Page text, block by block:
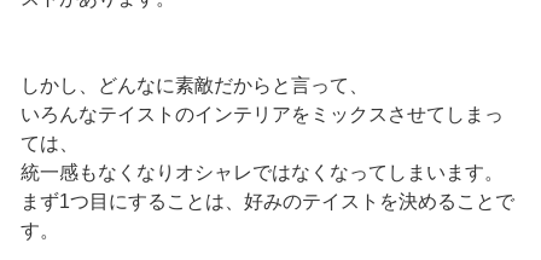
しかし、どんなに素敵だからと言って、
いろんなテイストのインテリアをミックスさせてしまっ
ては、
統一感もなくなりオシャレではなくなってしまいます。
まず1つ目にすることは、好みのテイストを決めることで
す。